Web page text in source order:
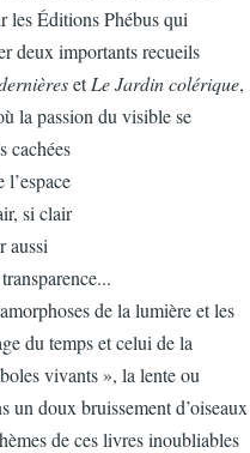
les Éditions Phébus qui
deux importants recueils
etLe Jardin colérique,
la passion du visible se
cachées
si clair
aussi
de la lumière et les
du temps et celui de la
vivants », la lente ou
un doux bruissement d’oiseaux
de ces livres inoubliables